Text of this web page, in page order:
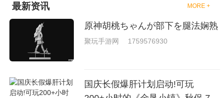
最新资讯 MORE +
原神胡桃ちゃんが部下を腿法娴熟
聚玩手游网 1759576930
国庆长假爆肝计划启动!可玩